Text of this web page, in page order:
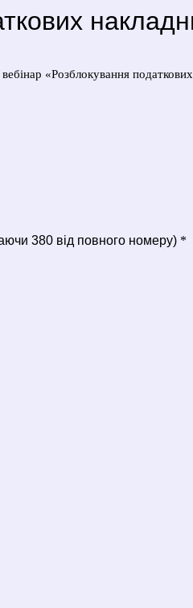
«Розблокування
380 від повного номеру) *